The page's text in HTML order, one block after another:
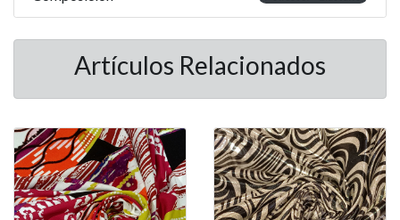
Artículos Relacionados